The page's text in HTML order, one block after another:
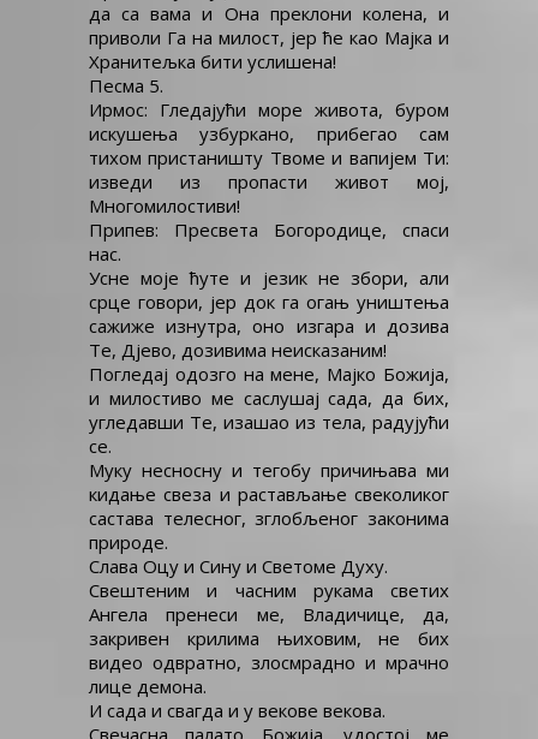
да са вама и Она преклони колена, и
приволи Га на милост, јер ће као Мајка и
Хранитељка бити услишена!
Песма 5.
Ирмос: Гледајући море живота, буром
искушења узбуркано, прибегао сам
тихом пристаништу Твоме и вапијем Ти:
изведи из пропасти живот мој,
Многомилостиви!
Припев: Пресвета Богородице, спаси
нас.
Усне моје ћуте и језик не збори, али
срце говори, јер док га огањ уништења
сажиже изнутра, оно изгара и дозива
Те, Дјево, дозивима неисказаним!
Погледај одозго на мене, Мајко Божија,
и милостиво ме саслушај сада, да бих,
угледавши Те, изашао из тела, радујући
се.
Муку несносну и тегобу причињава ми
кидање свеза и растављање свеколиког
састава телесног, зглобљеног законима
природе.
Слава Оцу и Сину и Светоме Духу.
Свештеним и часним рукама светих
Ангела пренеси ме, Владичице, да,
закривен крилима њиховим, не бих
видео одвратно, злосмрадно и мрачно
лице демона.
И сада и свагда и у векове векова.
Свечасна палато Божија. удостој ме